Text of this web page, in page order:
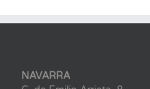
NAVARRA